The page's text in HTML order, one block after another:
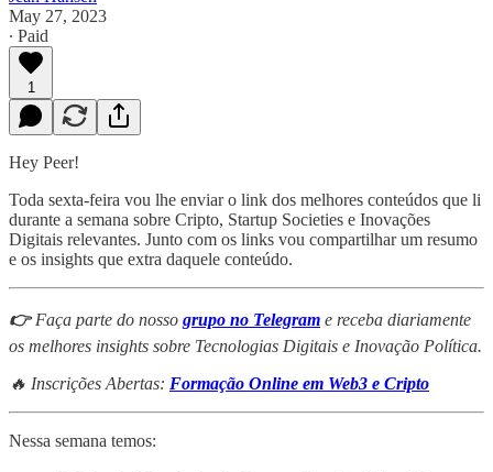
May 27, 2023
∙ Paid
1
Hey Peer!
Toda sexta-feira vou lhe enviar o link dos melhores conteúdos que li
durante a semana sobre Cripto, Startup Societies e Inovações
Digitais relevantes. Junto com os links vou compartilhar um resumo
e os insights que extra daquele conteúdo.
👉Faça parte do nosso grupo no Telegram e receba diariamente
os melhores insights sobre Tecnologias Digitais e Inovação Política.
🔥 Inscrições Abertas: Formação Online em Web3 e Cripto
Nessa semana temos: